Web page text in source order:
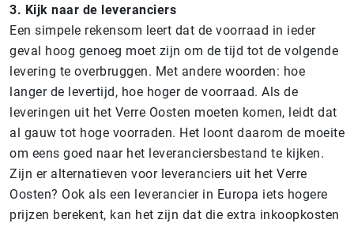
3. Kijk naar de leveranciers
Een simpele rekensom leert dat de voorraad in ieder
geval hoog genoeg moet zijn om de tijd tot de volgende
levering te overbruggen. Met andere woorden: hoe
langer de levertijd, hoe hoger de voorraad. Als de
leveringen uit het Verre Oosten moeten komen, leidt dat
al gauw tot hoge voorraden. Het loont daarom de moeite
om eens goed naar het leveranciersbestand te kijken.
Zijn er alternatieven voor leveranciers uit het Verre
Oosten? Ook als een leverancier in Europa iets hogere
prijzen berekent, kan het zijn dat die extra inkoopkosten